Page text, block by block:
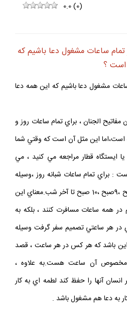
0.0(0)
تمام ساعات مشغول دعا باشيم كه
است ؟
مشغول دعا باشيم كه اين همه دعا
الجنان ، براي تمام ساعات روز و
است،اما اين مثل آن است كه وقتي شما
يا ايستگاه قطار مراجعه مي كنيد ، مي
: براي تمام ساعات شبانه روز ،وسيله
آماده سفر دارند ، ساعت 8 صبح ،9صبح ،10 صبح تا آخر شب.معناي اين
همه ساعات مسافرت كنند ، بلكه به
هر ساعتي تصميم سفر گرفت وسيله
باشد كه هر كس در هر ساعت ، قصد
مخصوص آن ساعت هست.به علاوه ،
آنها را حفظ كند لطمه اي به كار
به دعا هم مشغول باشد .